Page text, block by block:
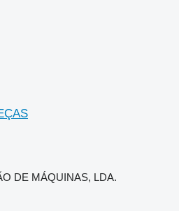
DE MÁQUINAS, LDA.